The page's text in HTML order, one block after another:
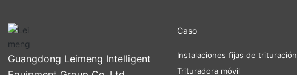
Guangdong Leimeng Intelligent
Caso
Instalaciones fijas de trituración
Trituradora móvil